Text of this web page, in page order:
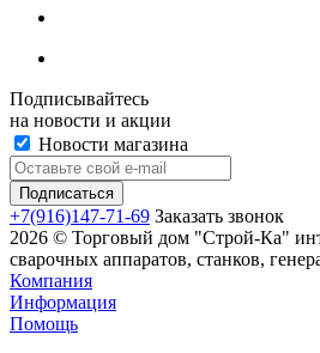
Подписывайтесь
на новости и акции
Новости магазина
+7(916)147-71-69 Заказать звонок
2026 © Торговый дом "Строй-Ка"
сварочных аппаратов, станков,
Компания
Информация
Помощь